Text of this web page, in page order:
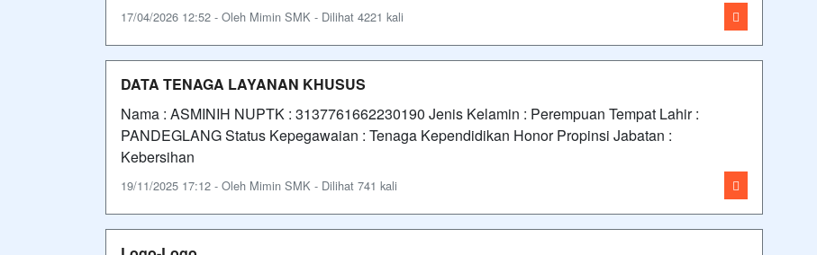
17/04/2026 12:52 - Oleh Mimin SMK - Dilihat 4221 kali
DATA TENAGA LAYANAN KHUSUS
Nama : ASMINIH NUPTK : 3137761662230190 Jenis Kelamin : Perempuan Tempat Lahir :
PANDEGLANG Status Kepegawaian : Tenaga Kependidikan Honor Propinsi Jabatan :
Kebersihan
19/11/2025 17:12 - Oleh Mimin SMK - Dilihat 741 kali